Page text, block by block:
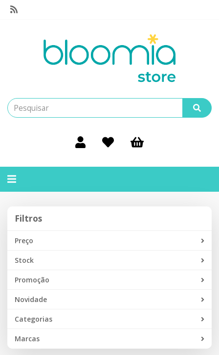
Alternar
Filtros
Preço
Stock
Promoção
Novidade
Categorias
Marcas